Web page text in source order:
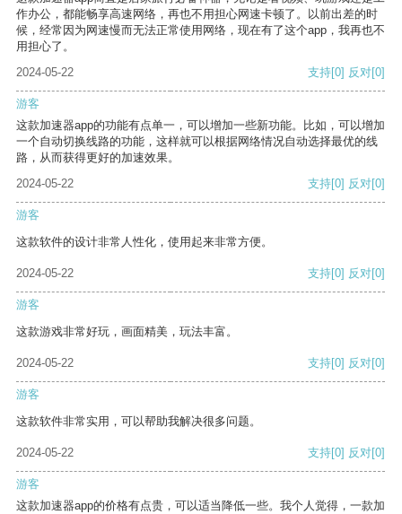
作办公，都能畅享高速网络，再也不用担心网速卡顿了。以前出差的时
候，经常因为网速慢而无法正常使用网络，现在有了这个app，我再也不
用担心了。
2024-05-22
支持[0] 反对[0]
游客
这款加速器app的功能有点单一，可以增加一些新功能。比如，可以增加
一个自动切换线路的功能，这样就可以根据网络情况自动选择最优的线
路，从而获得更好的加速效果。
2024-05-22
支持[0] 反对[0]
游客
这款软件的设计非常人性化，使用起来非常方便。
2024-05-22 支持[0] 反对[0]
游客
这款游戏非常好玩，画面精美，玩法丰富。
2024-05-22 支持[0] 反对[0]
游客
这款软件非常实用，可以帮助我解决很多问题。
2024-05-22 支持[0] 反对[0]
游客
这款加速器app的价格有点贵，可以适当降低一些。我个人觉得，一款加